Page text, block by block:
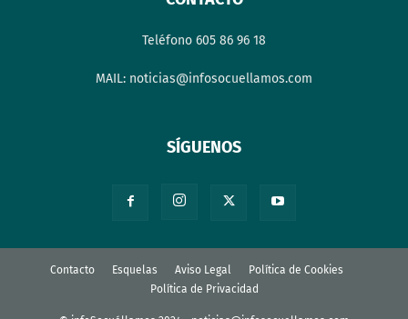
Teléfono 605 86 96 18
MAIL: noticias@infosocuellamos.com
SÍGUENOS
Contacto Esquelas Aviso Legal
Política de Cookies
Política de Privacidad